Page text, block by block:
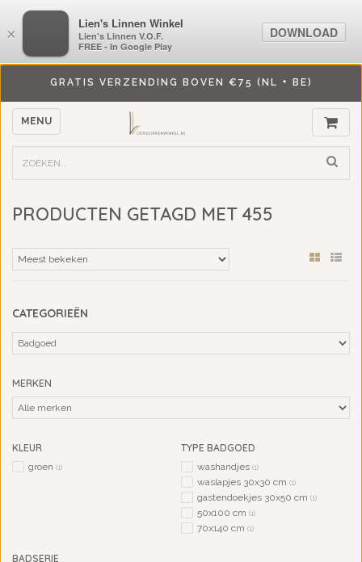
GRATIS VERZENDING BOVEN €75 (NL + BE)
MENU
PRODUCTEN GETAGD MET 455
CATEGORIEËN
MERKEN
KLEUR
groen (1)
TYPE BADGOED
washandjes (1)
waslapjes 30x30 cm (1)
gastendoekjes 30x50 cm (1)
50x100 cm (1)
70x140 cm (1)
BADSERIE
×
LiensLinnenwinkel.nl
Lien's Linnen V.O.F.
FREE - In Google Play
DOWNLOAD
×
Lien's Linnen Winkel
Lien's Linnen V.O.F.
FREE - In Google Play
DOWNLOAD